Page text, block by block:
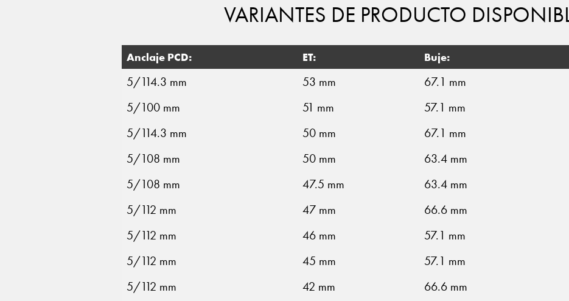
VARIANTES DE PRODUCTO
Anclaje PCD: ET: Buje:
5/114.3 mm 53 mm 67.1 mm
5/100 mm
51 mm 57.1 mm
5/114.3 mm
50 mm 67.1 mm
5/108 mm
50 mm 63.4 mm
5/108 mm
47.5 mm 63.4 mm
5/112 mm
47 mm 66.6 mm
5/112 mm
46 mm 57.1 mm
5/112 mm
45 mm 57.1 mm
5/112 mm
42 mm 66.6 mm